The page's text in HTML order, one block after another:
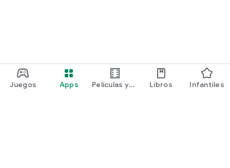
Juegos Apps
Películas y
Libros Infantiles